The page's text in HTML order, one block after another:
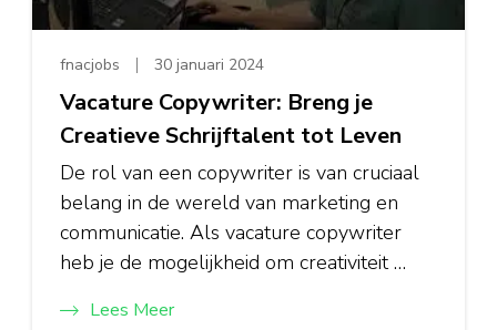
fnacjobs 30 januari 2024
Vacature Copywriter: Breng je
Creatieve Schrijftalent tot Leven
De rol van een copywriter is van cruciaal
belang in de wereld van marketing en
communicatie. Als vacature copywriter
heb je de mogelijkheid om creativiteit …
Lees Meer